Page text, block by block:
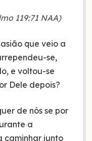
119:71 NAA)
que veio a
se,
e voltou-se
Dele depois?
de nós se por
a
caminhar junto